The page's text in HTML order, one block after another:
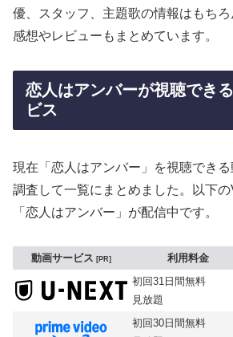
優、スタッフ、主題歌の情報はもち
感想やレビューもまとめています。
恋人はアンバーが視聴でき
ビス
現在「恋人はアンバー」を視聴でき
調査して一覧にまとめました。以下
「恋人はアンバー」が配信中です。
動画サービス PR 利用料金
初回31日間無料
見放題
初回30日間無料